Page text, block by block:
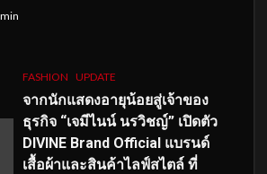
FASHION UPDATE
จากนักแสดงอายุน้อยสู่เจ้าของ
ธุรกิจ “เจมีไนน์ นรวิชญ์” เปิดตัว
DIVINE Brand Official แบรนด์
เสื้อผ้าและสินค้าไลฟ์สไตล์ ที่